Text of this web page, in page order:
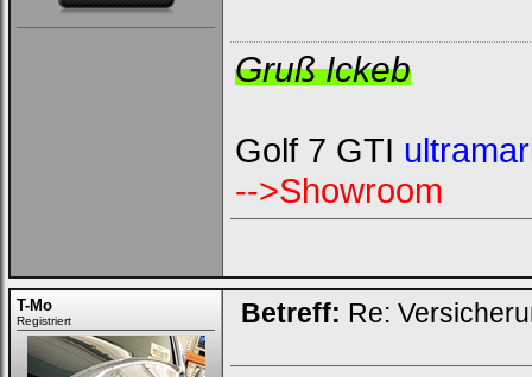
Gruß Ickeb
Golf 7 GTI
-->Showroom
T-Mo
Registriert Betreff: Re: